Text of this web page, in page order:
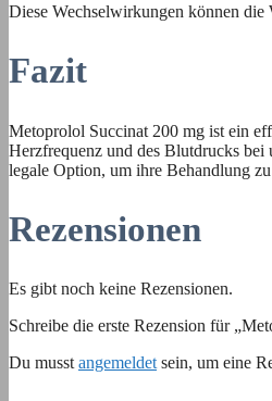
Diese Wechselwirkungen können
Fazit
Metoprolol Succinat 200 mg ist ein
Herzfrequenz und des Blutdrucks
legale Option, um ihre Behandlung
Rezensionen
Es gibt noch keine Rezensionen.
Schreibe die erste Rezension für
Du musst angemeldet sein, um eine